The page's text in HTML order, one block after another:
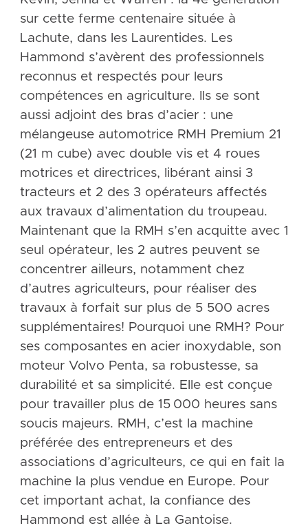
sur cette ferme centenaire située à
Lachute, dans les Laurentides. Les
Hammond s’avèrent des professionnels
reconnus et respectés pour leurs
compétences en agriculture. Ils se sont
aussi adjoint des bras d’acier : une
mélangeuse automotrice RMH Premium 21
(21 m cube) avec double vis et 4 roues
motrices et directrices, libérant ainsi 3
tracteurs et 2 des 3 opérateurs affectés
aux travaux d’alimentation du troupeau.
Maintenant que la RMH s’en acquitte avec 1
seul opérateur, les 2 autres peuvent se
concentrer ailleurs, notamment chez
d’autres agriculteurs, pour réaliser des
travaux à forfait sur plus de 5 500 acres
supplémentaires! Pourquoi une RMH? Pour
ses composantes en acier inoxydable, son
moteur Volvo Penta, sa robustesse, sa
durabilité et sa simplicité. Elle est conçue
pour travailler plus de 15 000 heures sans
soucis majeurs. RMH, c’est la machine
préférée des entrepreneurs et des
associations d’agriculteurs, ce qui en fait la
machine la plus vendue en Europe. Pour
cet important achat, la confiance des
Hammond est allée à La Gantoise.